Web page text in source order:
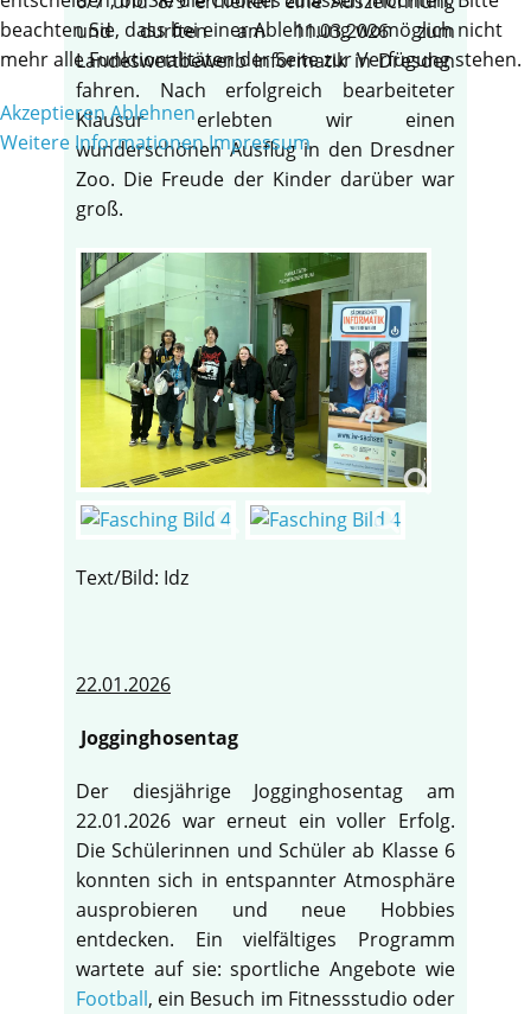
und durften am 11.03.2026 zum
Landeswettbewerb Informatik in Dresden
fahren. Nach erfolgreich bearbeiteter
Klausur erlebten wir einen
wunderschönen Ausflug in den Dresdner
Zoo. Die Freude der Kinder darüber war
groß.
Text/Bild: Idz
22.01.2026
Jogginghosentag
Der diesjährige Jogginghosentag am
22.01.2026 war erneut ein voller Erfolg.
Die Schülerinnen und Schüler ab Klasse 6
konnten sich in entspannter Atmosphäre
ausprobieren und neue Hobbies
entdecken. Ein vielfältiges Programm
wartete auf sie: sportliche Angebote wie
Football, ein Besuch im Fitnessstudio oder
beachten Sie, dass bei einer Ablehnung womöglich nicht
mehr alle Funktionalitäten der Seite zur Verfügung stehen.
AkzeptierenAblehnen
Weitere Informationen Impressum